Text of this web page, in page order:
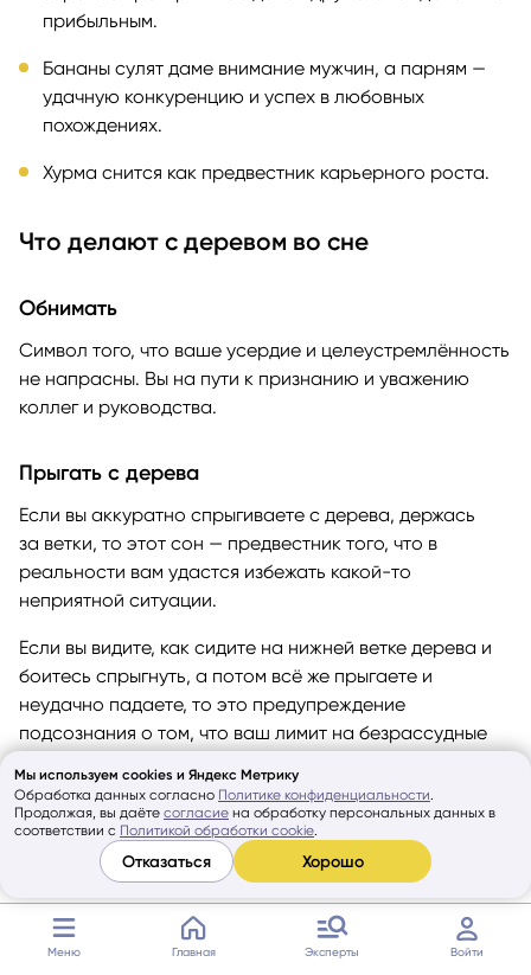
Меню Главная Эксперты Войти
прибыльным.
Бананы сулят даме внимание мужчин, а парням —
удачную конкуренцию и успех в любовных
похождениях.
Хурма снится как предвестник карьерного роста.
Что делают с деревом во сне
Обнимать
Символ того, что ваше усердие и целеустремлённость
не напрасны. Вы на пути к признанию и уважению
коллег и руководства.
Прыгать с дерева
Если вы аккуратно спрыгиваете с дерева, держась
за ветки, то этот сон — предвестник того, что в
реальности вам удастся избежать какой-то
неприятной ситуации.
Если вы видите, как сидите на нижней ветке дерева и
боитесь спрыгнуть, а потом всё же прыгаете и
неудачно падаете, то это предупреждение
подсознания о том, что ваш лимит на безрассудные
вас задевали, то в следующий раз придётся понести
заслуженное наказание.
Залезать на дерево
Когда во сне вы целенаправленно карабкаетесь на
дерево, а потом видите себя на макушке,
Мы используем cookies и Яндекс Метрику
Обработка данных согласно Политике конфиденциальности.
Продолжая, вы даёте согласие на обработку персональных данных в
соответствии с Политикой обработки cookie.
Отказаться Хорошо